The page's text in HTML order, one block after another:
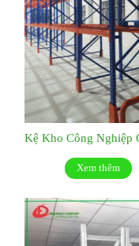
Xem thêm